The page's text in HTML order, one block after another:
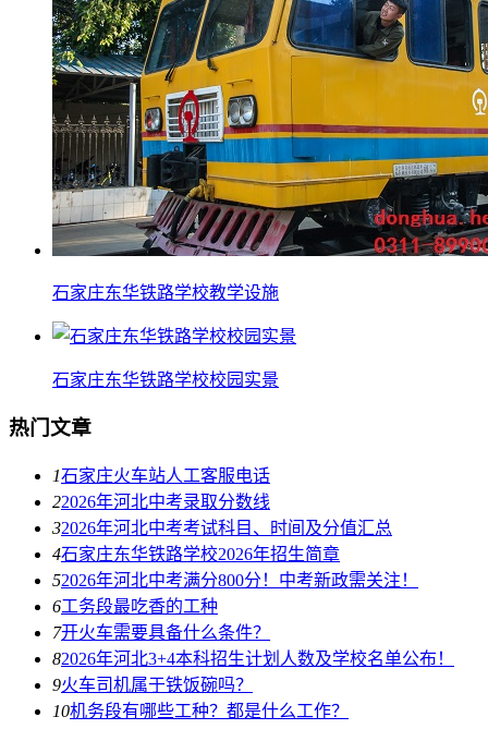
石家庄东华铁路学校教学设施
石家庄东华铁路学校校园实景
热门文章
1石家庄火车站人工客服电话
22026年河北中考录取分数线
32026年河北中考考试科目、时间及分值汇总
4石家庄东华铁路学校2026年招生简章
52026年河北中考满分800分！中考新政需关注！
6工务段最吃香的工种
7开火车需要具备什么条件？
82026年河北3+4本科招生计划人数及学校名单公布！
9火车司机属于铁饭碗吗？
10机务段有哪些工种？都是什么工作？